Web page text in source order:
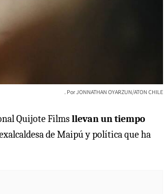
JONNATHAN OYARZUN/ATON CHILE
Quijote Filmsllevan un tiempo
de Maipú y política que ha